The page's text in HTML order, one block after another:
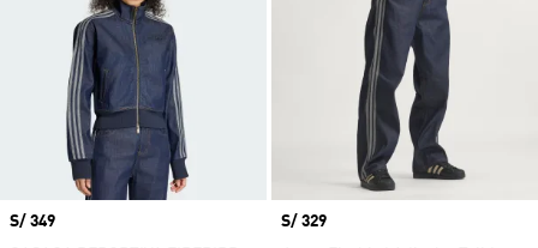
Precio
S/ 349
Precio
S/ 329